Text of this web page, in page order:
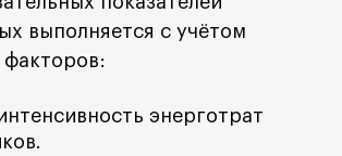
выполняется с учётом
факторов:
энерготрат